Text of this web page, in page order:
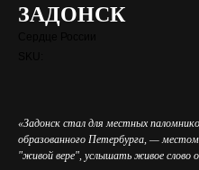
ЗАДОНСК
«Задонск стал для местных
образованного Петербурга, —
"живой вере", услышать живое слово